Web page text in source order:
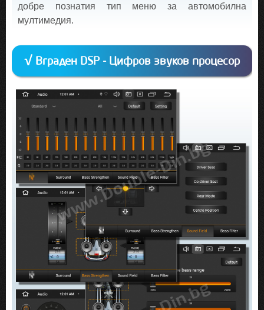
добре познатия тип меню за автомобилна
мултимедия.
√ Вграден DSP - Цифров звуков процесор